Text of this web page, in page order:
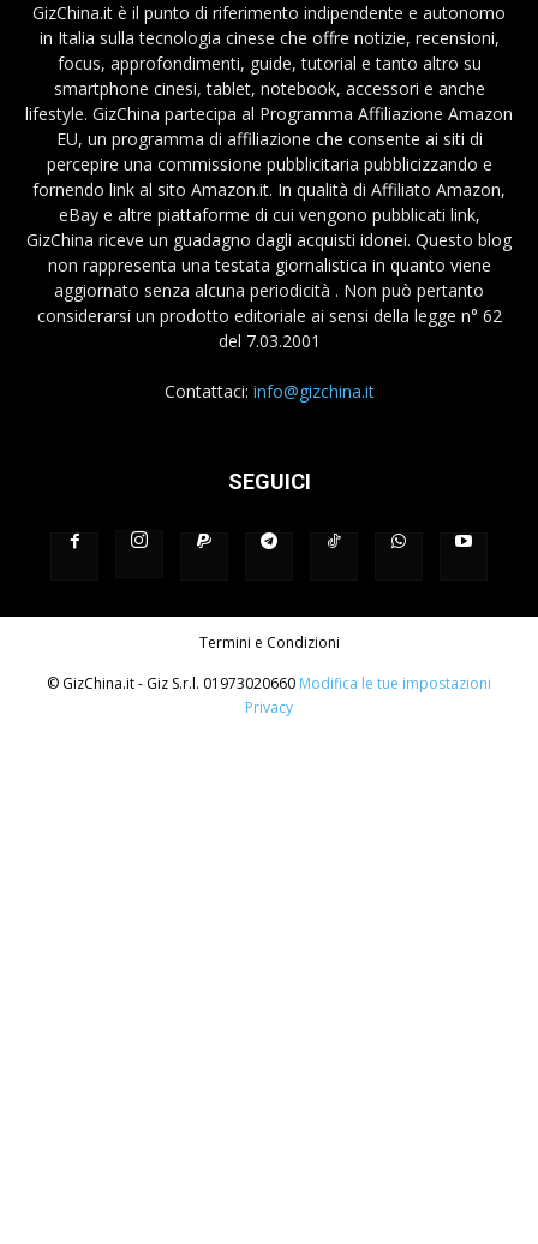
GizChina.it è il punto di riferimento indipendente e autonomo
in Italia sulla tecnologia cinese che offre notizie, recensioni,
focus, approfondimenti, guide, tutorial e tanto altro su
smartphone cinesi, tablet, notebook, accessori e anche
lifestyle. GizChina partecipa al Programma Affiliazione Amazon
EU, un programma di affiliazione che consente ai siti di
percepire una commissione pubblicitaria pubblicizzando e
fornendo link al sito Amazon.it. In qualità di Affiliato Amazon,
eBay e altre piattaforme di cui vengono pubblicati link,
GizChina riceve un guadagno dagli acquisti idonei. Questo blog
non rappresenta una testata giornalistica in quanto viene
aggiornato senza alcuna periodicità . Non può pertanto
considerarsi un prodotto editoriale ai sensi della legge n° 62
del 7.03.2001
Contattaci: info@gizchina.it
SEGUICI
Termini e Condizioni
© GizChina.it - Giz S.r.l. 01973020660 Modifica le tue impostazioni
Privacy